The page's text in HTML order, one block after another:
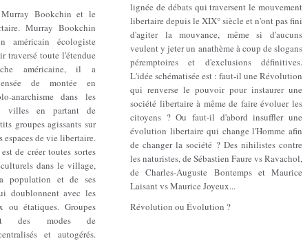
Murray Bookchin et le
Murray Bookchin
américain écologiste
traversé toute l'étendue
américaine, il a
de montée en
anarchisme dans les
villes en partant de
groupes agissants sur
espaces de vie libertaire.
de créer toutes sortes
dans le village,
population et de ses
doublonnent avec les
ou étatiques. Groupes
des modes de
et autogérés.
lignée de débats qui traversent le mouvement
libertaire depuis le XIX° siècle et n'ont pas fini
d'agiter la mouvance, même si d'aucuns
veulent y jeter un anathème à coup de slogans
péremptoires et d'exclusions définitives.
L'idée schématisée est : faut-il une Révolution
qui renverse le pouvoir pour instaurer une
société libertaire à même de faire évoluer les
citoyens ? Ou faut-il d'abord insuffler une
évolution libertaire qui change l'Homme afin
de changer la société ? Des nihilistes contre
les naturistes, de Sébastien Faure vs Ravachol,
de Charles-Auguste Bontemps et Maurice
Laisant vs Maurice Joyeux...
Révolution ou Évolution ?